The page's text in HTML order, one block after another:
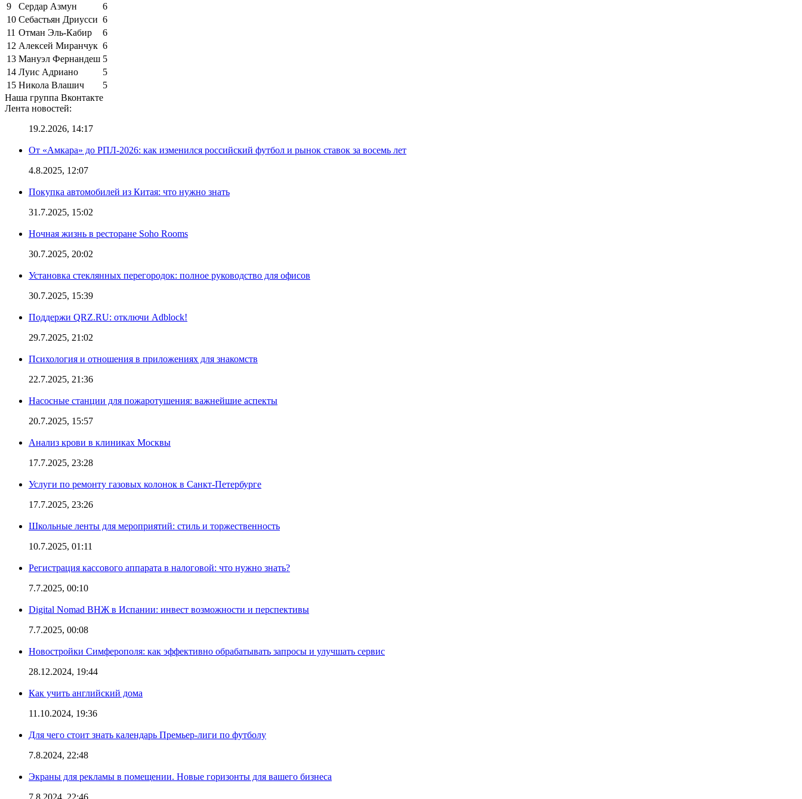
9
Сердар Азмун
6
10 Себастьян Дриусси 6
11 Отман Эль-Кабир
6
12 Алексей Миранчук 6
13 Мануэл Фернандеш 5
14 Луис Адриано
5
15 Никола Влашич
5
Наша группа Вконтакте
Лента новостей:
19.2.2026, 14:17
От «Амкара» до РПЛ-2026: как изменился российский футбол и рынок ставок за восемь лет
4.8.2025, 12:07
Покупка автомобилей из Китая: что нужно знать
31.7.2025, 15:02
Ночная жизнь в ресторане Soho Rooms
30.7.2025, 20:02
Установка стеклянных перегородок: полное руководство для офисов
30.7.2025, 15:39
Поддержи QRZ.RU: отключи Adblock!
29.7.2025, 21:02
Психология и отношения в приложениях для знакомств
22.7.2025, 21:36
Насосные станции для пожаротушения: важнейшие аспекты
20.7.2025, 15:57
Анализ крови в клиниках Москвы
17.7.2025, 23:28
Услуги по ремонту газовых колонок в Санкт-Петербурге
17.7.2025, 23:26
Школьные ленты для мероприятий: стиль и торжественность
10.7.2025, 01:11
Регистрация кассового аппарата в налоговой: что нужно знать?
7.7.2025, 00:10
Digital Nomad ВНЖ в Испании: инвест возможности и перспективы
7.7.2025, 00:08
Новостройки Симферополя: как эффективно обрабатывать запросы и улучшать сервис
28.12.2024, 19:44
Как учить английский дома
11.10.2024, 19:36
Для чего стоит знать календарь Премьер-лиги по футболу
7.8.2024, 22:48
Экраны для рекламы в помещении. Новые горизонты для вашего бизнеса
7.8.2024, 22:46